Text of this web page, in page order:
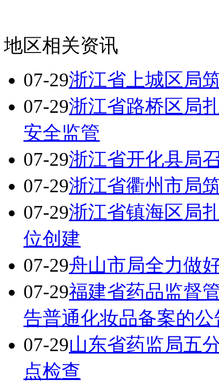
地区相关资讯
07-29浙江省上城区局
07-29浙江省路桥区局
安全监管
07-29浙江省开化县局
07-29浙江省衢州市局
07-29浙江省镇海区局
位创建
07-29舟山市局全力做
07-29福建省药品监督
告普通化妆品备案的
07-29山东省药监局五
点检查